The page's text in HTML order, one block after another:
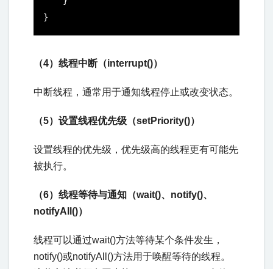
}
（4）线程中断（interrupt()）
中断线程，通常用于通知线程停止或改变状态。
（5）设置线程优先级（setPriority()）
设置线程的优先级，优先级高的线程更有可能先
被执行。
（6）线程等待与通知（wait()、notify()、
notifyAll()）
线程可以通过wait()方法等待某个条件发生，
notify()或notifyAll()方法用于唤醒等待的线程。